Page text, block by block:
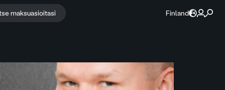
maksuasioitasi Finland